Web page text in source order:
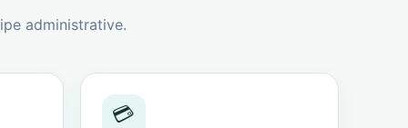
administrative.
💳